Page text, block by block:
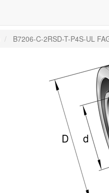
B7206-C-2RSD-T-P4S-UL